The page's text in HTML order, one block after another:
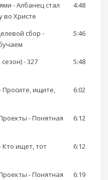
- Албанец стал
во Христе
4:48
сбор -
5:46
- 327
5:48
Просите, ищите,
6:02
- Понятная
6:12
Кто ищет, тот
6:12
- Понятная
6:19